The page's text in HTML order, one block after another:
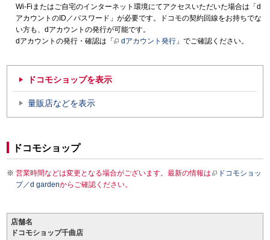
Wi-Fiまたはご自宅のインターネット環境にてアクセスいただいた場合は「d
アカウントのID／パスワード」が必要です。ドコモの契約回線をお持ちでな
い方も、dアカウントの発行が可能です。
dアカウントの発行・確認は「
dアカウント発行 」でご確認ください。
ドコモショップを表示
量販店などを表示
ドコモショップ
営業時間などは変更となる場合がございます。最新の情報は
ドコモショッ
プ／d gardenからご確認ください。
店舗名
ドコモショップ千曲店